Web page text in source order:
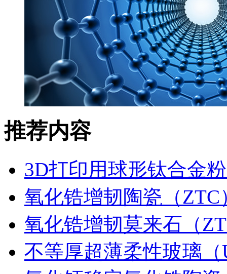
推荐内容
3D打印用球形钛合金
氧化锆增韧陶瓷（
氧化锆增韧莫来石（
不等厚超薄柔性玻璃